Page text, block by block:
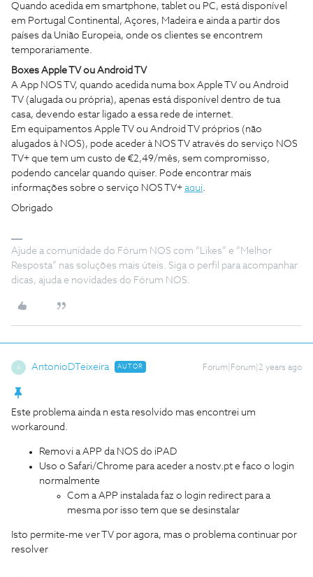
Quando acedida em smartphone, tablet ou PC, está disponível
em Portugal Continental, Açores, Madeira e ainda a partir dos
países da União Europeia, onde os clientes se encontrem
temporariamente.
Boxes Apple TV ou Android TV
A App NOS TV, quando acedida numa box Apple TV ou Android
TV (alugada ou própria), apenas está disponível dentro de tua
casa, devendo estar ligado a essa rede de internet.
Em equipamentos Apple TV ou Android TV próprios (não
alugados à NOS), pode aceder à NOS TV através do serviço NOS
TV+ que tem um custo de €2,49/mês, sem compromisso,
podendo cancelar quando quiser. Pode encontrar mais
informações sobre o serviço NOS TV+ aqui.
Obrigado
Ajude a comunidade do Fórum NOS com “Likes” e “Melhor
Resposta” nas soluções mais úteis. Siga o perfil para acompanhar
dicas, ajuda e novidades do Fórum NOS.
A AntonioDTeixeira AUTOR Forum|Forum|2 years ago
Este problema ainda n esta resolvido mas encontrei um
workaround.
Removi a APP da NOS do iPAD
Uso o Safari/Chrome para aceder a nostv.pt e faco o login
normalmente
Com a APP instalada faz o login redirect para a
mesma por isso tem que se desinstalar
Isto permite-me ver TV por agora, mas o problema continuar por
resolver